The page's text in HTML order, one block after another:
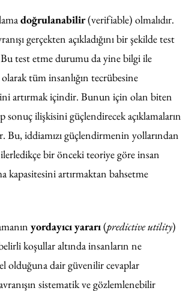
doğrulanabilir(verifiable) olmalıdır.
gerçekten açıkladığını bir şekilde test
test etme durumu da yine bilgi ile
tüm insanlığın tecrübesine
artırmak içindir. Bunun için olan biten
sonuç ilişkisini güçlendirecek açıklamaların
Bu, iddiamızı güçlendirmenin yollarından
bir önceki teoriye göre insan
kapasitesini artırmaktan bahsetme
yordayıcı yararı(predictive utility)
koşullar altında insanların ne
olduğuna dair güvenilir cevaplar
sistematik ve gözlemlenebilir